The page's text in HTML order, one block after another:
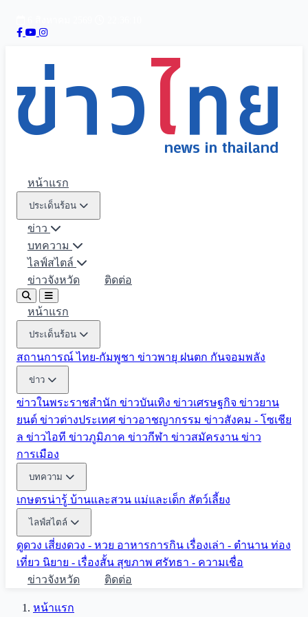
หน้าแรก
ประเด็นร้อน
ข่าว
บทความ
ไลฟ์สไตล์
ข่าวจังหวัด
ติดต่อ
หน้าแรก
ประเด็นร้อน
สถานการณ์ ไทย-กัมพูชา ข่าวพายุ ฝนตก กันจอมพลัง
ข่าว
ข่าวในพระราชสำนัก ข่าวบันเทิง ข่าวเศรษฐกิจ ข่าวยาน
ยนต์ ข่าวต่างประเทศ ข่าวอาชญากรรม ข่าวสังคม - โซเชีย
ล ข่าวไอที ข่าวภูมิภาค ข่าวกีฬา ข่าวสมัครงาน ข่าว
การเมือง
บทความ
เกษตรน่ารู้ บ้านและสวน แม่และเด็ก สัตว์เลี้ยง
ไลฟ์สไตล์
ดูดวง เสี่ยงดวง - หวย อาหารการกิน เรื่องเล่า - ตำนาน ท่อง
เที่ยว นิยาย - เรื่องสั้น สุขภาพ ศรัทธา - ความเชื่อ
ข่าวจังหวัด
ติดต่อ
หน้าแรก